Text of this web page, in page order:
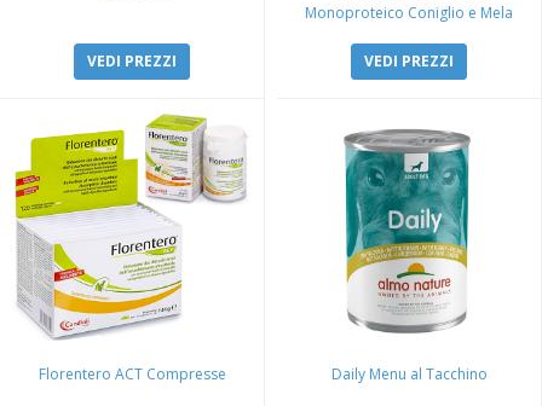
VEDI PREZZI
Monoproteico Coniglio e Mela
VEDI PREZZI
Florentero ACT Compresse Daily Menu al Tacchino